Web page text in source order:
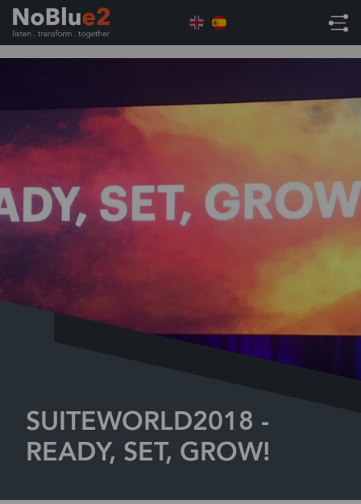
Home Uncategorised
SuiteWorld2018 – Ready,
Set, Grow!
SUITEWORLD2018 -
READY, SET, GROW!